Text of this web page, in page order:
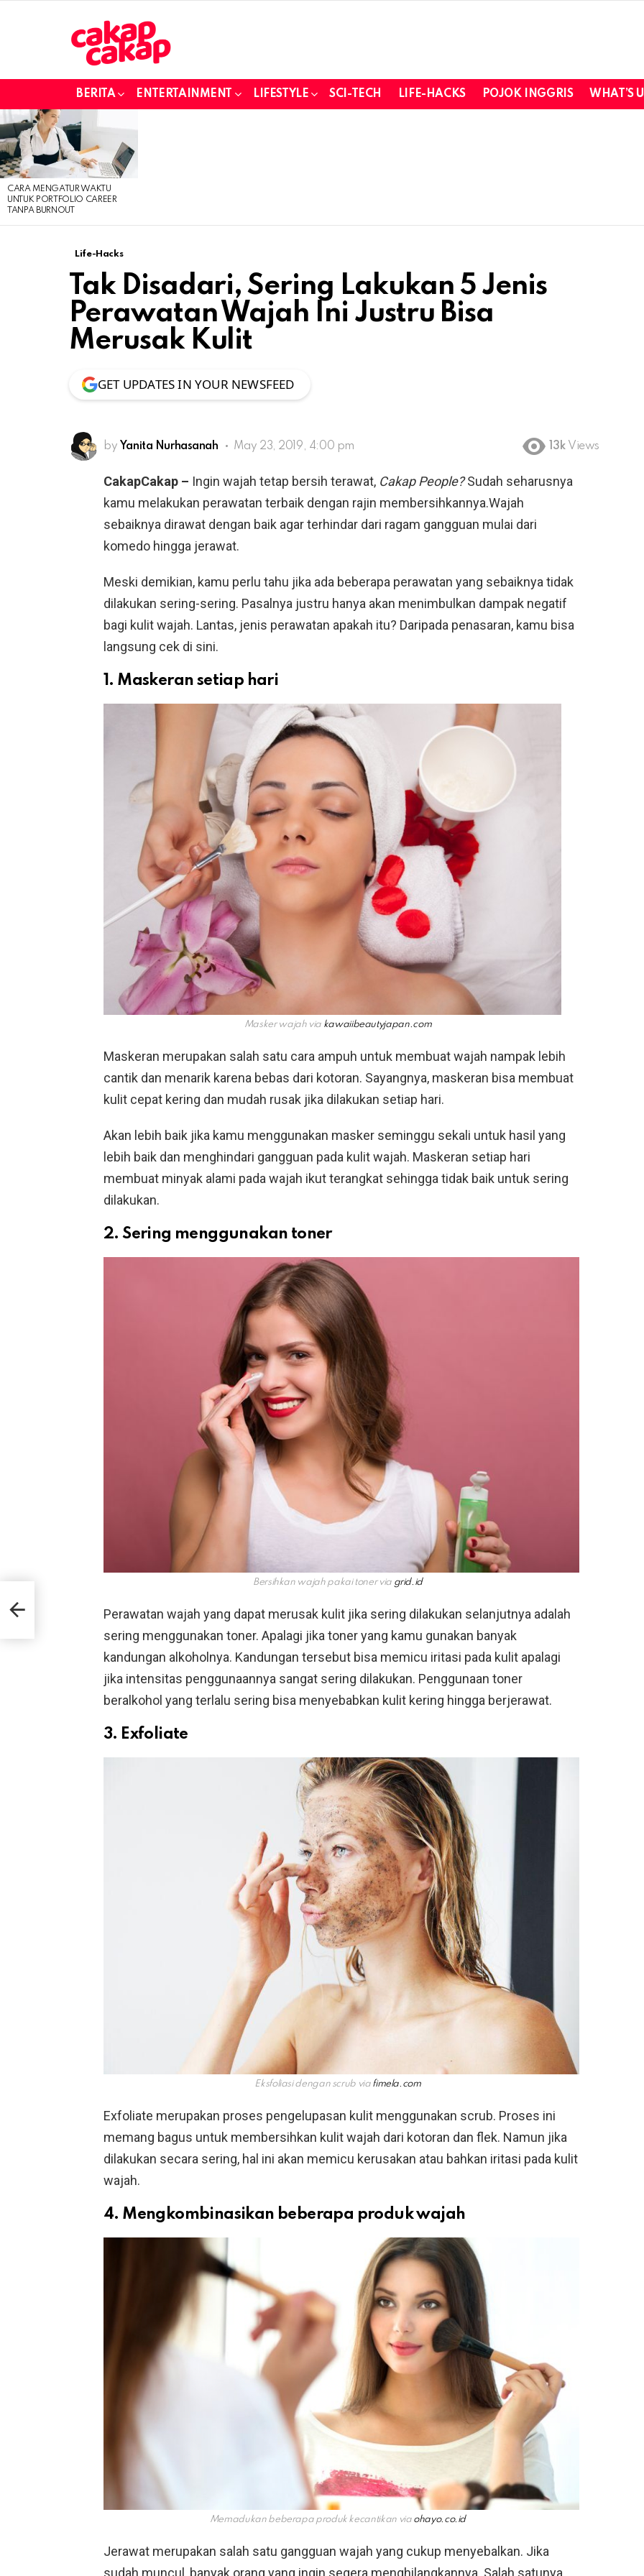
BERITA ENTERTAINMENT LIFESTYLE SCI-TECH LIFE-HACKS POJOK INGGRIS WHAT’S
LATEST
STORIES
CARA MENGATUR WAKTU
UNTUK PORTFOLIO CAREER
TANPA BURNOUT
Life-Hacks
Tak Disadari, Sering Lakukan 5 Jenis
Perawatan Wajah Ini Justru Bisa
Merusak Kulit
GET UPDATES IN YOUR NEWSFEED
by Yanita Nurhasanah May 23, 2019, 4:00 pm 13k Views
CakapCakap – Ingin wajah tetap bersih terawat, Cakap People?Sudah seharusnya
kamu melakukan perawatan terbaik dengan rajin membersihkannya.Wajah
sebaiknya dirawat dengan baik agar terhindar dari ragam gangguan mulai dari
komedo hingga jerawat.
Meski demikian, kamu perlu tahu jika ada beberapa perawatan yang sebaiknya tidak
dilakukan sering-sering. Pasalnya justru hanya akan menimbulkan dampak negatif
bagi kulit wajah. Lantas, jenis perawatan apakah itu? Daripada penasaran, kamu bisa
langsung cek di sini.
1. Maskeran setiap hari
Masker wajah via kawaiibeautyjapan.com
Maskeran merupakan salah satu cara ampuh untuk membuat wajah nampak lebih
cantik dan menarik karena bebas dari kotoran. Sayangnya, maskeran bisa membuat
kulit cepat kering dan mudah rusak jika dilakukan setiap hari.
Akan lebih baik jika kamu menggunakan masker seminggu sekali untuk hasil yang
lebih baik dan menghindari gangguan pada kulit wajah. Maskeran setiap hari
membuat minyak alami pada wajah ikut terangkat sehingga tidak baik untuk sering
dilakukan.
2. Sering menggunakan toner
Bersihkan wajah pakai toner via grid.id
Perawatan wajah yang dapat merusak kulit jika sering dilakukan selanjutnya adalah
sering menggunakan toner. Apalagi jika toner yang kamu gunakan banyak
kandungan alkoholnya. Kandungan tersebut bisa memicu iritasi pada kulit apalagi
jika intensitas penggunaannya sangat sering dilakukan. Penggunaan toner
beralkohol yang terlalu sering bisa menyebabkan kulit kering hingga berjerawat.
3. Exfoliate
Eksfoliasi dengan scrub via fimela.com
Exfoliate merupakan proses pengelupasan kulit menggunakan scrub. Proses ini
memang bagus untuk membersihkan kulit wajah dari kotoran dan flek. Namun jika
dilakukan secara sering, hal ini akan memicu kerusakan atau bahkan iritasi pada kulit
wajah.
4. Mengkombinasikan beberapa produk wajah
Memadukan beberapa produk kecantikan via ohayo.co.id
Jerawat merupakan salah satu gangguan wajah yang cukup menyebalkan. Jika
sudah muncul, banyak orang yang ingin segera menghilangkannya. Salah satunya